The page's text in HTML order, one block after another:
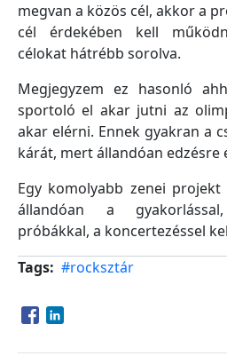
megvan a közös cél, akkor a
cél érdekében kell
célokat hátrébb sorolva.
Megjegyzem ez hasonló
sportoló el akar jutni az
akar elérni. Ennek gyakran a
kárát, mert állandóan edzésre
Egy komolyabb zenei
állandóan a
próbákkal, a koncertezéssel
Tags #rocksztár
Opens in a new window
Opens in a new window